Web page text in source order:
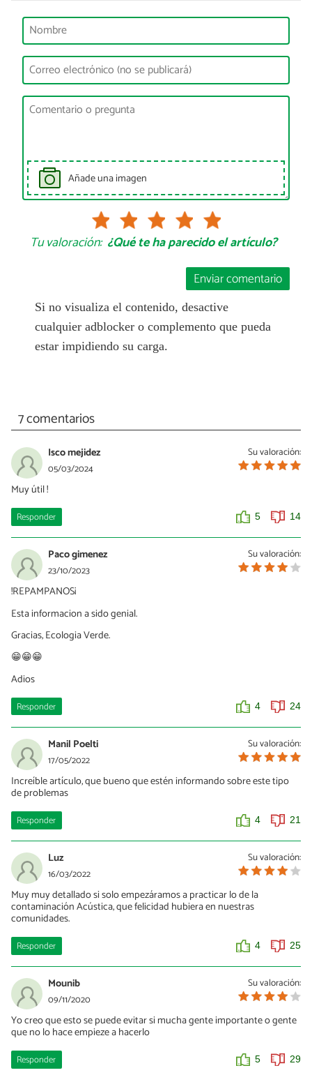
Añade una imagen
Tu valoración: ¿Qué te ha parecido el artículo?
Enviar comentario
Si no visualiza el contenido, desactive
cualquier adblocker o complemento que pueda
estar impidiendo su carga.
7 comentarios
Su valoración:
Isco mejidez
05/03/2024
Muy útil !
Responder 5 14
Su valoración:
Paco gimenez
23/10/2023
!REPAMPANOS¡
Esta informacion a sido genial.
Gracias, Ecologia Verde.
😁😁😁
Adios
Responder 4 24
Su valoración:
Manil Poelti
17/05/2022
Increíble artículo, que bueno que estén informando sobre este tipo
de problemas
Responder 4 21
Su valoración:
Luz
16/03/2022
Muy muy detallado si solo empezáramos a practicar lo de la
contaminación Acústica, que felicidad hubiera en nuestras
comunidades.
Responder 4 25
Su valoración:
Mounib
09/11/2020
Yo creo que esto se puede evitar si mucha gente importante o gente
que no lo hace empieze a hacerlo
Responder 5 29